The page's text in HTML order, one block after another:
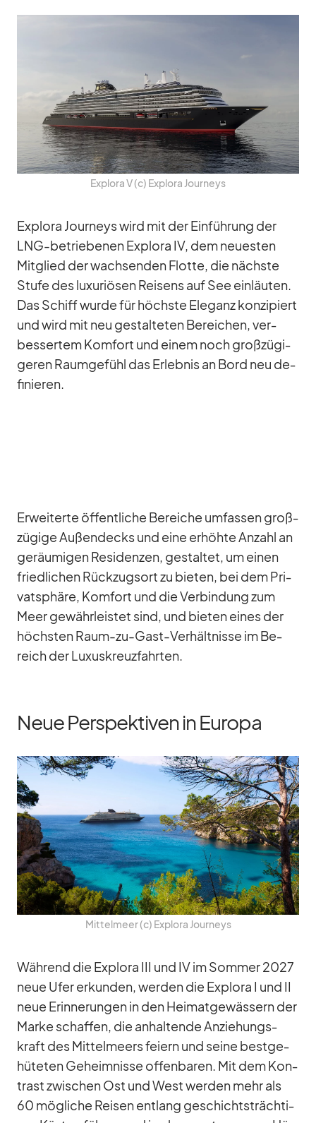
Ex­plora V (c) Ex­plora Jour­neys
Ex­plora Jour­neys wird mit der Ein­füh­rung der
LNG-be­trie­be­nen Ex­plora IV, dem neu­es­ten
Mit­glied der wach­sen­den Flotte, die nächste
Stufe des lu­xu­riö­sen Rei­sens auf See ein­läu­ten.
Das Schiff wurde für höchste Ele­ganz kon­zi­piert
und wird mit neu ge­stal­te­ten Be­rei­chen, ver­
bes­ser­tem Kom­fort und ei­nem noch groß­zü­gi­
ge­ren Raum­ge­fühl das Er­leb­nis an Bord neu de­
fi­nie­ren.
Er­wei­terte öf­fent­li­che Be­rei­che um­fas­sen groß­
zü­gige Au­ßen­decks und eine er­höhte An­zahl an
ge­räu­mi­gen Re­si­den­zen, ge­stal­tet, um ei­nen
fried­li­chen Rück­zugs­ort zu bie­ten, bei dem Pri­
vat­sphäre, Kom­fort und die Ver­bin­dung zum
Meer ge­währ­leis­tet sind, und bie­ten ei­nes der
höchs­ten Raum-zu-Gast-Ver­hält­nisse im Be­
reich der Lu­xus­kreuz­fahr­ten.
Neue Perspektiven in Europa
Mit­tel­meer (c) Ex­plora Jour­neys
Wäh­rend die Ex­plora III und IV im Som­mer 2027
neue Ufer er­kun­den, wer­den die Ex­plora I und II
neue Er­in­ne­run­gen in den Hei­mat­ge­wäs­sern der
Marke schaf­fen, die an­hal­tende An­zie­hungs­
kraft des Mit­tel­meers fei­ern und seine best­ge­
hü­te­ten Ge­heim­nisse of­fen­ba­ren. Mit dem Kon­
trast zwi­schen Ost und West wer­den mehr als
60 mög­li­che Rei­sen ent­lang ge­schichts­träch­ti­